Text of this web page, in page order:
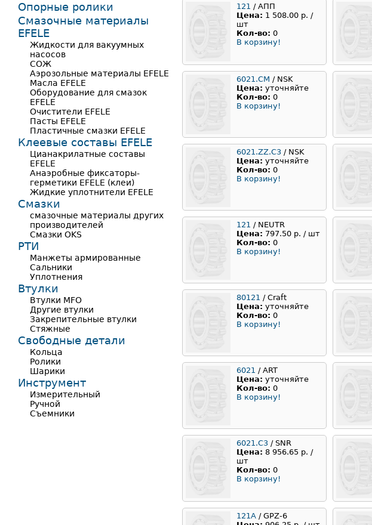
121 / АПП
Цена: 1 508.00 р. /
шт
Кол-во: 0
В корзину!
6021.CM / NSK
Цена: уточняйте
Кол-во: 0
В корзину!
6021.ZZ.C3 / NSK
Цена: уточняйте
Кол-во: 0
В корзину!
121 / NEUTR
Цена: 797.50 р. / шт
Кол-во: 0
В корзину!
80121 / Craft
Цена: уточняйте
Кол-во: 0
В корзину!
6021 / ART
Цена: уточняйте
Кол-во: 0
В корзину!
6021.C3 / SNR
Цена: 8 956.65 р. /
шт
Кол-во: 0
В корзину!
121А / GPZ-6
Опорные ролики
Смазочные материалы
EFELE
Жидкости для вакуумных
насосов
СОЖ
Аэрозольные материалы EFELE
Масла EFELE
Оборудование для смазок
EFELE
Очистители EFELE
Пасты EFELE
Пластичные смазки EFELE
Клеевые составы EFELE
Цианакрилатные составы
EFELE
Анаэробные фиксаторы-
герметики EFELE (клеи)
Жидкие уплотнители EFELE
Смазки
смазочные материалы других
производителей
Смазки OKS
РТИ
Манжеты армированные
Сальники
Уплотнения
Втулки
Втулки MFO
Другие втулки
Закрепительные втулки
Стяжные
Свободные детали
Кольца
Ролики
Шарики
Инструмент
Измерительный
Ручной
Съемники